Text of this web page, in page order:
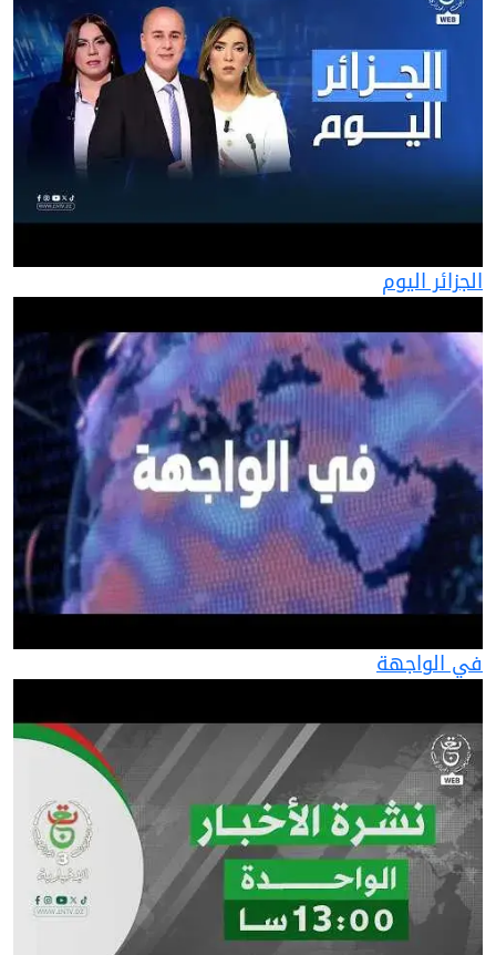
الجزائر اليوم
في الواجهة